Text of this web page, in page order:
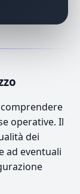
operative. Il
dei
ad eventuali